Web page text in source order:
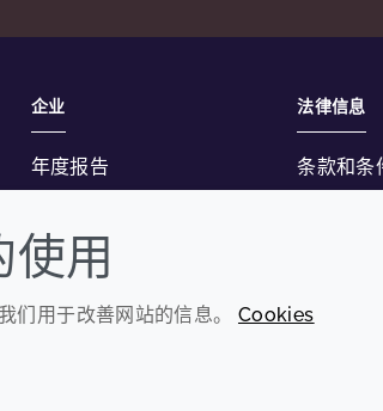
企业
年度报告
禾大集团
法律信息
条款和条
使用
们用于改善网站的信息。 Cookies